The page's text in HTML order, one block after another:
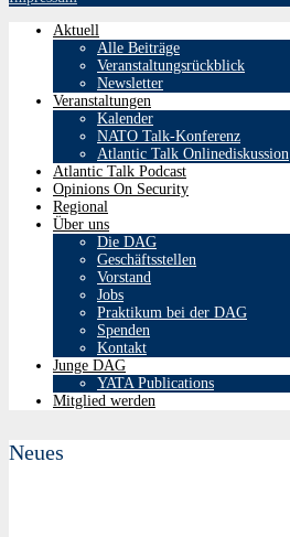
Aktuell
Alle Beiträge
Veranstaltungsrückblick
Newsletter
Veranstaltungen
Kalender
NATO Talk-Konferenz
Atlantic Talk Onlinediskussion
Atlantic Talk Podcast
Opinions On Security
Regional
Über uns
Die DAG
Geschäftsstellen
Vorstand
Jobs
Praktikum bei der DAG
Spenden
Kontakt
Junge DAG
YATA Publications
Mitglied werden
Neues